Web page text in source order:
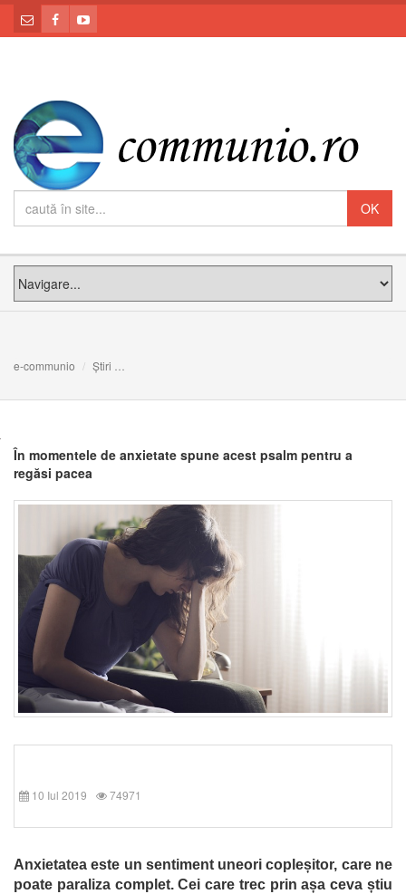
e-communio Știri
În momentele de anxietate spune acest psalm pentru a
regăsi pacea
10 Iul 2019 74971
Anxietatea este un sentiment uneori copleșitor, care ne
poate paraliza complet. Cei care trec prin așa ceva știu